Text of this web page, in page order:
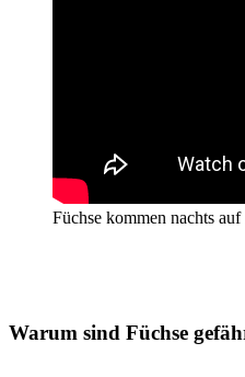
Füchse kommen nachts
Warum sind Füchse